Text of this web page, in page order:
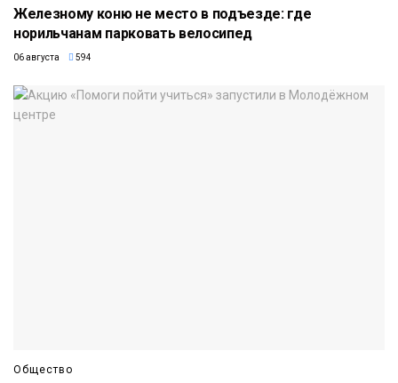
Железному коню не место в подъезде: где
норильчанам парковать велосипед
06 августа 594
Общество